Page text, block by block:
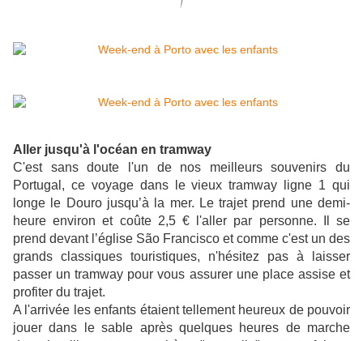
!
Aller jusqu'à l'océan en tramway
C'est sans doute l'un de nos meilleurs souvenirs du
Portugal, ce voyage dans le vieux tramway ligne 1 qui
longe le Douro jusqu’à la mer. Le trajet prend une demi-
heure environ et coûte 2,5 € l'aller par personne. Il se
prend devant l’église São Francisco et comme c'est un des
grands classiques touristiques, n'hésitez pas à laisser
passer un tramway pour vous assurer une place assise et
profiter du trajet.
A l'arrivée les enfants étaient tellement heureux de pouvoir
jouer dans le sable après quelques heures de marche